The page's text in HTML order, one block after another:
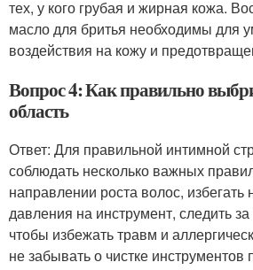
тех, у кого грубая и жирная кожа.
масло для бритья необходимы для
воздействия на кожу и
Вопрос 4: Как правильно
область
Ответ: Для правильной интимной
соблюдать несколько важных
направлении роста волос,
давления на инструмент, следить
чтобы избежать травм и
не забывать о чистке инструментов